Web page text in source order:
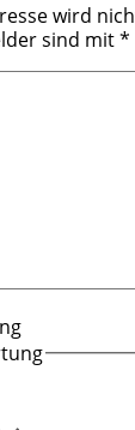
wird
sind mit*